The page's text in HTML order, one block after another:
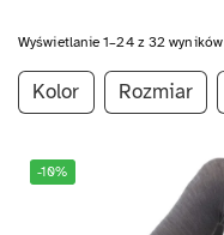
Wyświetlanie 1–24 z 32 wyników
Kolor Rozmiar
-10%